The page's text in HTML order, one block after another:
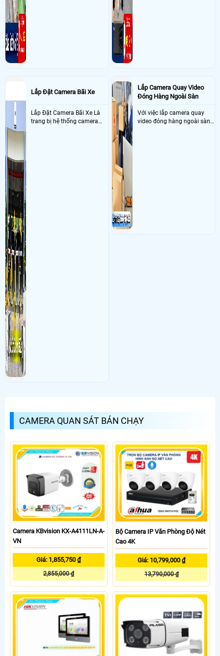
Lắp Đặt Camera Bãi Xe
Lắp Đặt Camera Bãi Xe Là
trang bị hệ thống camera
Lắp Camera Quay Video
Đóng Hàng Ngoài Sàn
Với việc lắp camera quay
video đóng hàng ngoài sàn
CAMERA QUAN SÁT BÁN CHẠY
Camera KBvision KX-A4111LN-A-
VN
Giá: 1,855,750 ₫
2,855,000 ₫
Bộ Camera IP Văn Phòng Độ Nét
Cao 4K
Giá: 10,799,000 ₫
13,790,000 ₫